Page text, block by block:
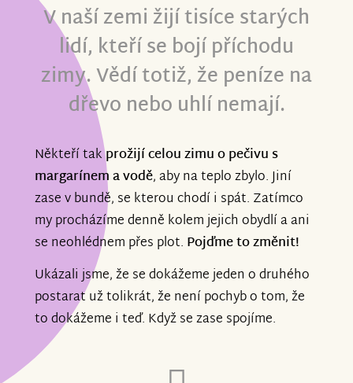
V naší zemi žijí tisíce starých
lidí, kteří se bojí příchodu
zimy. Vědí totiž, že peníze na
dřevo nebo uhlí nemají.
Někteří takprožijí celou zimu o pečivu s
margarínem a vodě, aby na teplo zbylo. Jiní
zase v bundě, se kterou chodí i spát. Zatímco
my procházíme denně kolem jejich obydlí a ani
se neohlédnem přes plot. Pojďme to změnit!
Ukázali jsme, že se dokážeme jeden o druhého
postarat už tolikrát, že není pochyb o tom, že
to dokážeme i teď. Když se zase spojíme.